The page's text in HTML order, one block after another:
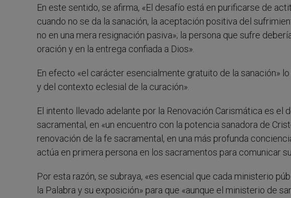
En este sentido, se afirma, «El desafío está en purificarse de
cuando no se da la sanación, la aceptación positiva del
no en una mera resignación pasiva»; la persona que sufre
oración y en la entrega confiada a Dios».
En efecto «el carácter esencialmente gratuito de la sanación»
y del contexto eclesial de la curación».
El intento llevado adelante por la Renovación Carismática es el
sacramental, en «un encuentro con la potencia sanadora de
renovación de la fe sacramental, en una más profunda
actúa en primera persona en los sacramentos para comunicar
Por esta razón, se subraya, «es esencial que cada ministerio
la Palabra y su exposición» para que «aunque el ministerio de